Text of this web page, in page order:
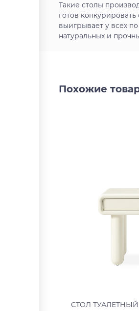
Такие столы
готов
выигрывает у всех
натуральных и
Похожие
СТОЛ ТУАЛЕТНЫЙ